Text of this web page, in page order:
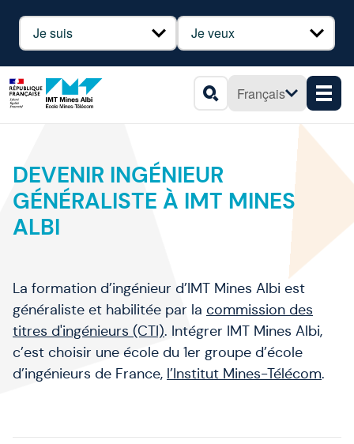
Profil Besoin
Rechercher
Français
DEVENIR INGÉNIEUR
GÉNÉRALISTE À IMT MINES
ALBI
La formation d’ingénieur d’IMT Mines Albi est
généraliste et habilitée par la commission des
titres d'ingénieurs (CTI). Intégrer IMT Mines Albi,
c’est choisir une école du 1er groupe d’école
d’ingénieurs de France, l’Institut Mines-Télécom.